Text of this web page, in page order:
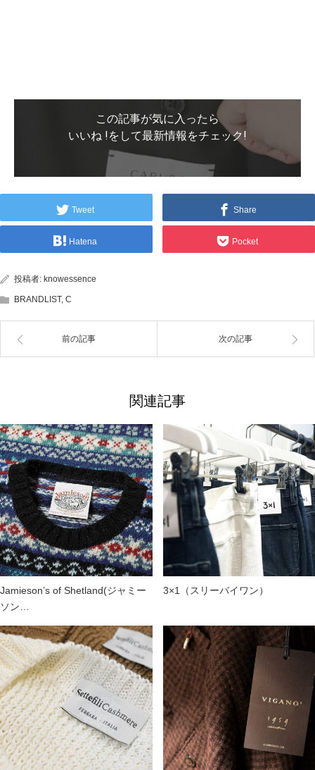
この記事が気に入ったら
いいね !をして最新情報をチェック!
Tweet Share
Hatena Pocket
投稿者: knowessence
BRANDLIST, C
前の記事 次の記事
関連記事
Jamieson’s of Shetland(ジャミー
ソン…
3×1（スリーバイワン）